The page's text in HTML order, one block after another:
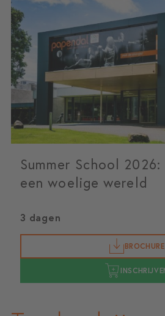
Summer School
een woelige wereld
3 dagen
BROCHURE